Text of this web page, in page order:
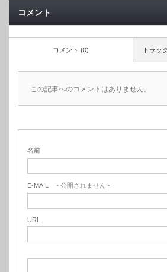
コメント
トラッ
コメント (0)
この記事へのコメントはありません。
名前
E-MAIL - 公開されません -
URL